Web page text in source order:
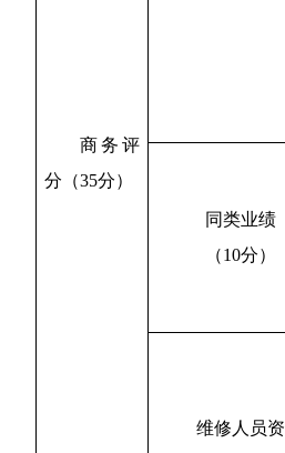
商务评
分（35分）
同类业绩
（10分）
维修人员资